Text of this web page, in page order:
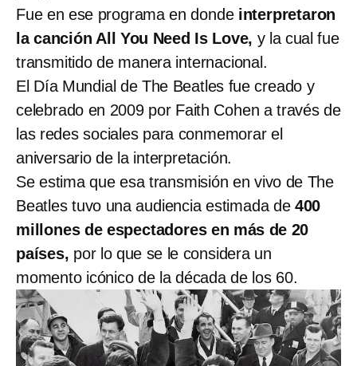
Fue en ese programa en donde interpretaron
la canción All You Need Is Love, y la cual fue
transmitido de manera internacional.
El Día Mundial de The Beatles fue creado y
celebrado en 2009 por Faith Cohen a través de
las redes sociales para conmemorar el
aniversario de la interpretación.
Se estima que esa transmisión en vivo de The
Beatles tuvo una audiencia estimada de 400
millones de espectadores en más de 20
países, por lo que se le considera un
momento icónico de la década de los 60.